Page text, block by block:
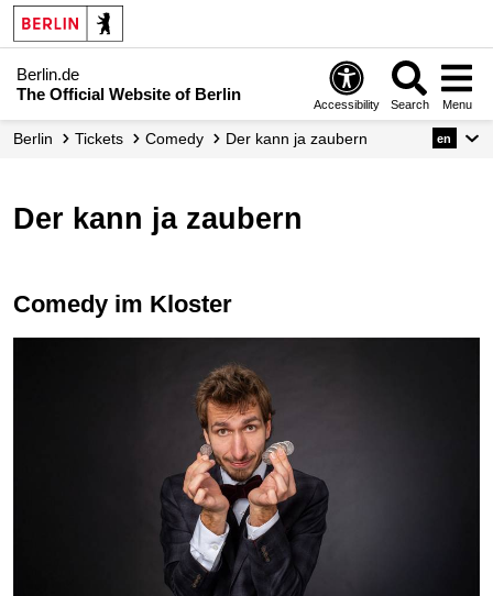
Berlin.de
The Official Website of Berlin
Accessibility Search Menu
Berlin Tickets Comedy Der kann ja zaubern en
Der kann ja zaubern
Comedy im Kloster